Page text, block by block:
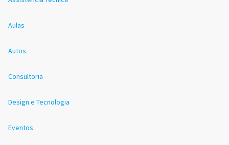
Aulas
Autos
Consultoria
Design e Tecnologia
Eventos